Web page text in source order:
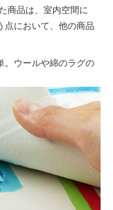
商品は、室内空間に
点において、他の商品
。ウールや綿のラグの